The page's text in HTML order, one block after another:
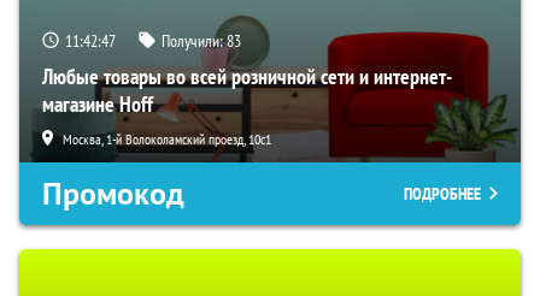
11:42:46 Получили:83
Любые товары во всей розничной сети и интернет-
магазине Hoff
Москва, 1-й Волоколамский проезд, 10с1
Промокод ПОДРОБНЕЕ